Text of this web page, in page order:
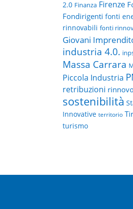
2.0 Finanza Firenze
Fondirigenti fonti
rinnovabili fonti
Giovani
industria 4.0.
Massa Carrara
Piccola Industria
retribuzioni
sostenibilità
Innovative territorio
turismo